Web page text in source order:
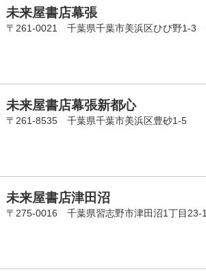
未来屋書店幕張
〒261-0021 千葉県千葉市美浜区ひび野1-3
未来屋書店幕張新都心
〒261-8535 千葉県千葉市美浜区豊砂1-5
未来屋書店津田沼
〒275-0016 千葉県習志野市津田沼1丁目23-1